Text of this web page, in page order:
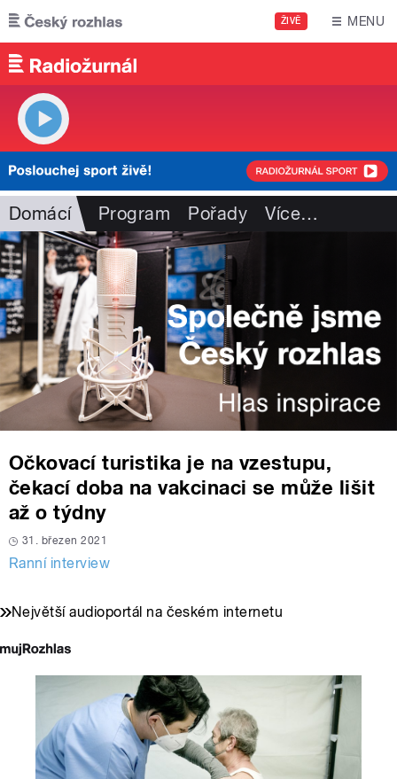
Přejít k hlavnímu obsahu
ŽIVĚ MENU
Domácí Program Pořady Více…
Očkovací turistika je na vzestupu,
čekací doba na vakcinaci se může lišit
až o týdny
31. březen 2021
Ranní interview
Největší audioportál na českém internetu